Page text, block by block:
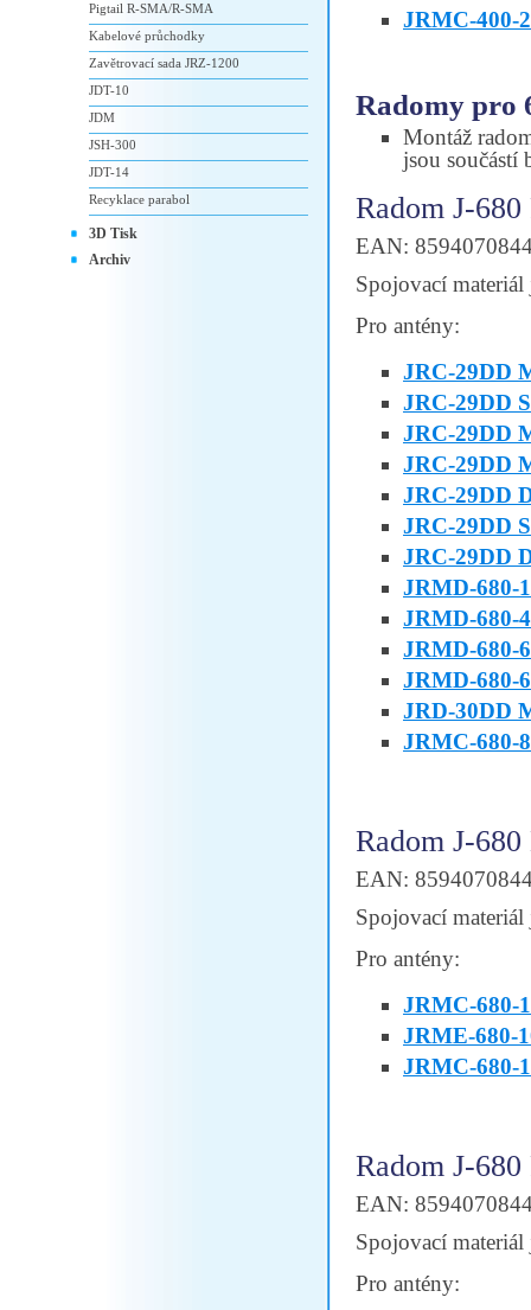
JRMC-400-
Radomy pro
Montáž
jsou součástí
Radom J-680
EAN:
Spojovací materiál
Pro antény:
JRC-29DD
JRC-29DD
JRC-29DD
JRC-29DD
JRC-29DD
JRC-29DD
JRC-29DD
JRMD-680-
JRMD-680-
JRMD-680-
JRMD-680-6
JRD-30DD
JRMC-680-
Radom J-
EAN:
Spojovací materiál
Pro antény:
JRMC-680-
JRME-680-
JRMC-680-
Radom J-680
EAN:
Spojovací materiál
Pro antény:
Pigtail R-SMA/R-SMA
Kabelové průchodky
Zavětrovací sada JRZ-1200
JDT-10
JDM
JSH-300
JDT-14
Recyklace parabol
3D Tisk
Archiv